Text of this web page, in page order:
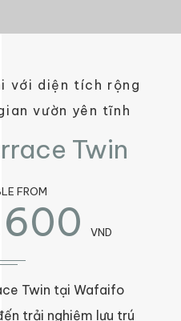
với diện tích rộng
vườn yên tĩnh
Twin
FROM
VND
Twin tại Wafaifo
trải nghiệm lưu trú